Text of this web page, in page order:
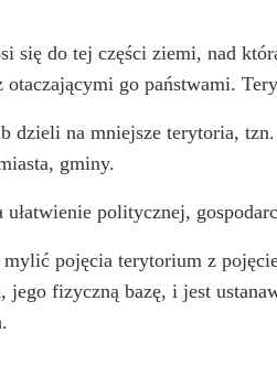
się do tej części ziemi, nad
go państwami.
dzieli na mniejsze terytoria,
gminy.
ułatwienie politycznej,
pojęcia terytorium z
jego fizyczną bazę, i jest